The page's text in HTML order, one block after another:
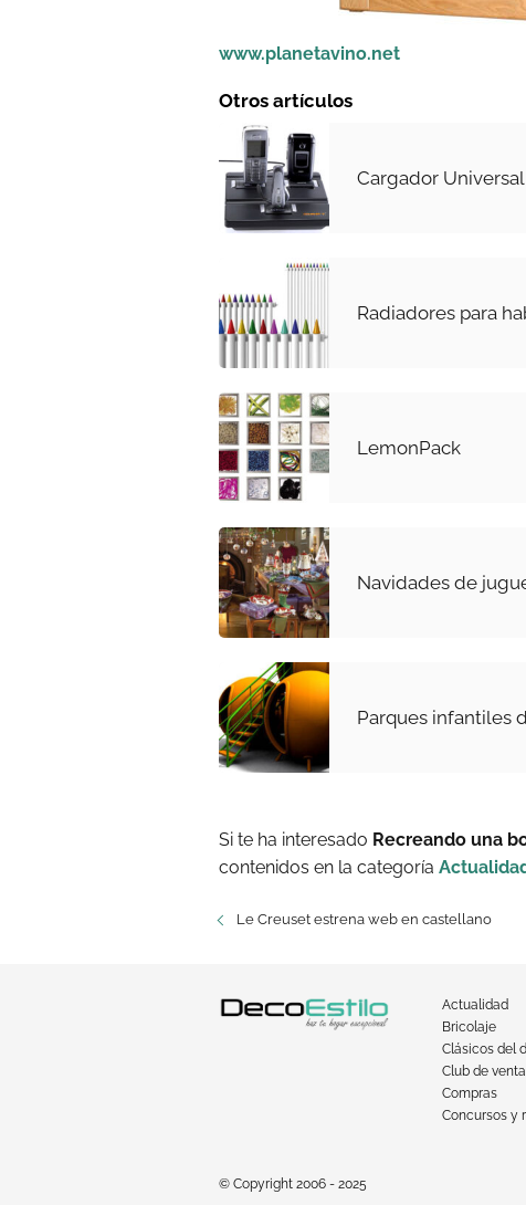
www.planetavino.net
Otros artículos
Cargador
Radiadores para
LemonPack
Navidades de
Parques infantiles
Si te ha interesado Recreando una
contenidos en la categoría
Le Creuset estrena web en castellano
Actualidad
Bricolaje
Clásicos del
Club de
Compras
Concursos y
© Copyright 2006 - 2025